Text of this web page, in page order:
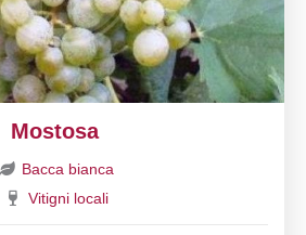
Mostosa
Bacca bianca
Vitigni locali